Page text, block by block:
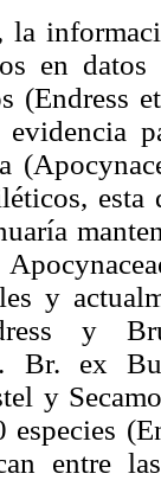
la
en
(Endress
evidencia
esta
y
y
Br. ex
y
especies
entre